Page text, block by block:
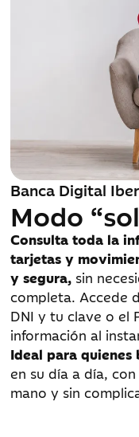
Banca Digital
Modo
Consulta toda la
tarjetas y
y segura, sin
completa. Accede
DNI y tu clave o el
información al
Ideal para
en su día a día,
mano y sin
Banca Digital
Servicio
Activa el servicio
siempre al día con
cuentas, tarjetas y
Recibe
tener control total
operación
Tú eliges qué
compras con
Un servicio
Banca Digital
Buzón de
El buzón de
toda tu
segura y siempre
digital. Podrás
y documentos
sin esperas y sin